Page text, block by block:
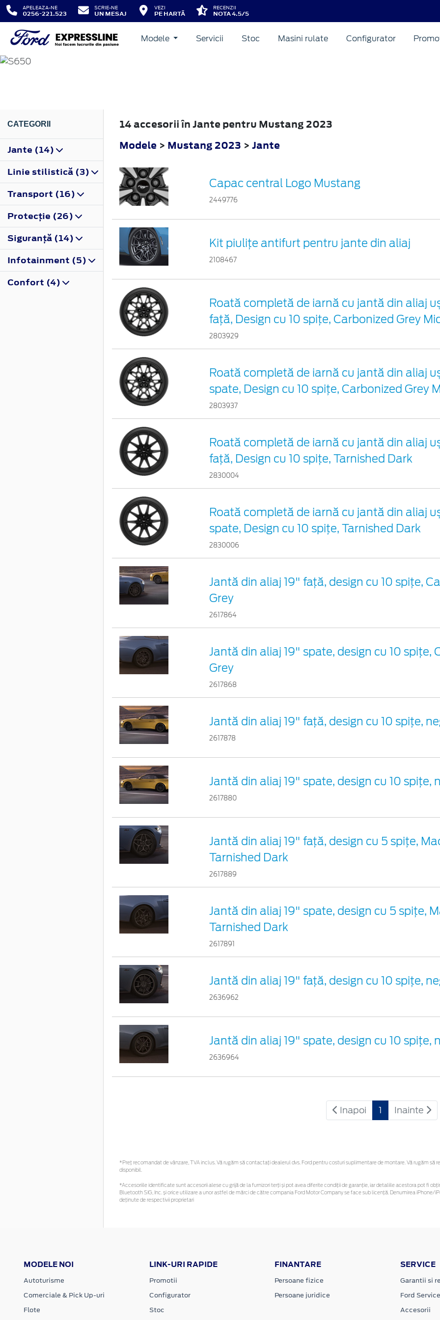
APELEAZA-NE
0256-221.523
SCRIE-NE
UN MESAJ
VEZI
PE HARTĂ
RECENZII
NOTA 4.5/5
Modele Servicii Stoc Masini rulate Configurator
MUSTANG
CATEGORII
Jante (14)
Linie stilistică (3)
Transport (16)
Protecţie (26)
Siguranţă (14)
Infotainment (5)
Confort (4)
14 accesorii în Jante pentru Mustang 2023
Modele > Mustang 2023 > Jante
Capac central Logo Mustang
2449776
Kit piuliţe antifurt pentru jante din aliaj
2108467
Roată completă de iarnă cu jantă din aliaj
față, Design cu 10 spițe, Carbonized Grey
2803929
Roată completă de iarnă cu jantă din aliaj
spate, Design cu 10 spițe, Carbonized Grey
2803937
Roată completă de iarnă cu jantă din aliaj
față, Design cu 10 spițe, Tarnished Dark
2830004
Roată completă de iarnă cu jantă din aliaj
spate, Design cu 10 spițe, Tarnished Dark
2830006
Jantă din aliaj 19" față, design cu 10 spițe,
Grey
2617864
Jantă din aliaj 19" spate, design cu 10 spițe,
Grey
2617868
Jantă din aliaj 19" față, design cu 10 spițe,
2617878
Jantă din aliaj 19" spate, design cu 10 spițe,
2617880
Jantă din aliaj 19" față, design cu 5 spițe,
Tarnished Dark
2617889
Jantă din aliaj 19" spate, design cu 5 spițe,
Tarnished Dark
2617891
Jantă din aliaj 19" față, design cu 10 spițe,
2636962
Jantă din aliaj 19" spate, design cu 10 spițe,
2636964
Inapoi 1 Inainte
*Preţ recomandat de vânzare, TVA inclus. Vă rugăm să contactaţi dealerul dvs. Ford pentru costuri suplimentare de montare. Vă rugăm
disponibil.
*Accesoriile identificate sunt accesorii alese cu grijă de la furnizori terți și pot avea diferite condiții de garanție, iar detaliile acestora pot fi
Bluetooth SIG, Inc. și orice utilizare a unor astfel de mărci de către compania Ford Motor Company se face sub licență. Denumirea
deținute de respectivii proprietari
MODELE NOI
Autoturisme
Comerciale & Pick Up-uri
Flote
LINK-URI RAPIDE
Promotii
Configurator
Stoc
FINANTARE
Persoane fizice
Persoane juridice
SERVICE
Garantii si
Ford
Accesorii